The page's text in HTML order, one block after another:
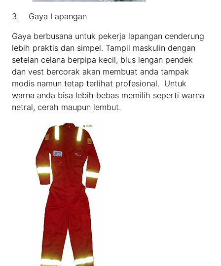
3. Gaya Lapangan
Gaya berbusana untuk pekerja lapangan cenderung
lebih praktis dan simpel. Tampil maskulin dengan
setelan celana berpipa kecil, blus lengan pendek
dan vest bercorak akan membuat anda tampak
modis namun tetap terlihat profesional. Untuk
warna anda bisa lebih bebas memilih seperti warna
netral, cerah maupun lembut.